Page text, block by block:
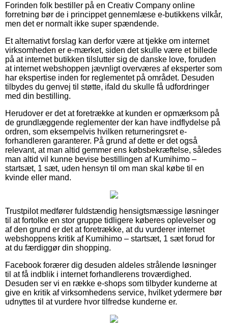
Forinden folk bestiller på en Creativ Company online
forretning bør de i princippet gennemlæse e-butikkens vilkår,
men det er normalt ikke super spændende.
Et alternativt forslag kan derfor være at tjekke om internet
virksomheden er e-mærket, siden det skulle være et billede
på at internet butikken tilslutter sig de danske love, foruden
at internet webshoppen jævnligt overværes af eksperter som
har ekspertise inden for reglementet på området. Desuden
tilbydes du genvej til støtte, ifald du skulle få udfordringer
med din bestilling.
Herudover er det at foretrække at kunden er opmærksom på
de grundlæggende reglementer der kan have indflydelse på
ordren, som eksempelvis hvilken returneringsret e-
forhandleren garanterer. På grund af dette er det også
relevant, at man altid gemmer ens købsbekræftelse, således
man altid vil kunne bevise bestillingen af Kumihimo –
startsæt, 1 sæt, uden hensyn til om man skal købe til en
kvinde eller mand.
Trustpilot medfører fuldstændig hensigtsmæssige løsninger
til at fortolke en stor gruppe tidligere køberes oplevelser og
af den grund er det at foretrække, at du vurderer internet
webshoppens kritik af Kumihimo – startsæt, 1 sæt forud for
at du færdiggør din shopping.
Facebook forærer dig desuden aldeles strålende løsninger
til at få indblik i internet forhandlerens troværdighed.
Desuden ser vi en række e-shops som tilbyder kunderne at
give en kritik af virksomhedens service, hvilket ydermere bør
udnyttes til at vurdere hvor tilfredse kunderne er.